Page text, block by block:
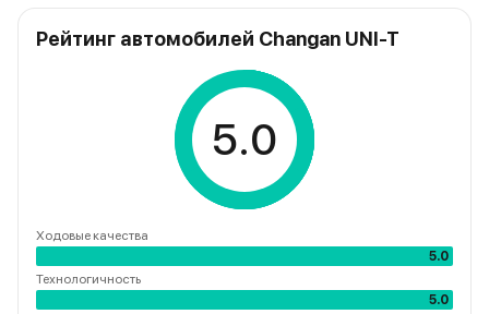
Рейтинг автомобилей Changan UNI-T
5.0
Ходовые качества
5.0
Технологичность
5.0